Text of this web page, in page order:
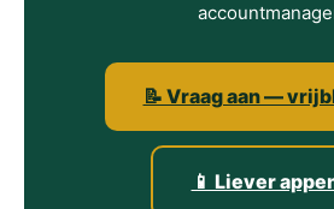
📝 Vraag aan —
📱 Liever